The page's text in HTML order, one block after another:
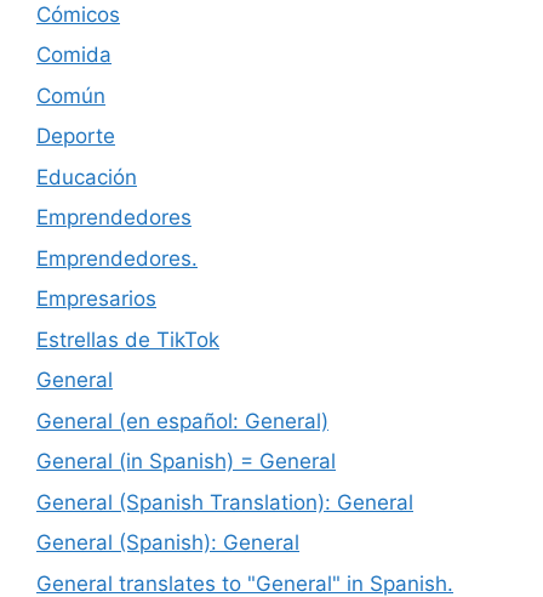
Cómicos
Comida
Común
Deporte
Educación
Emprendedores
Emprendedores.
Empresarios
Estrellas de TikTok
General
General (en español: General)
General (in Spanish) = General
General (Spanish Translation): General
General (Spanish): General
General translates to "General" in Spanish.